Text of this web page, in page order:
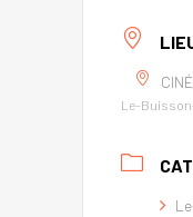
Le-